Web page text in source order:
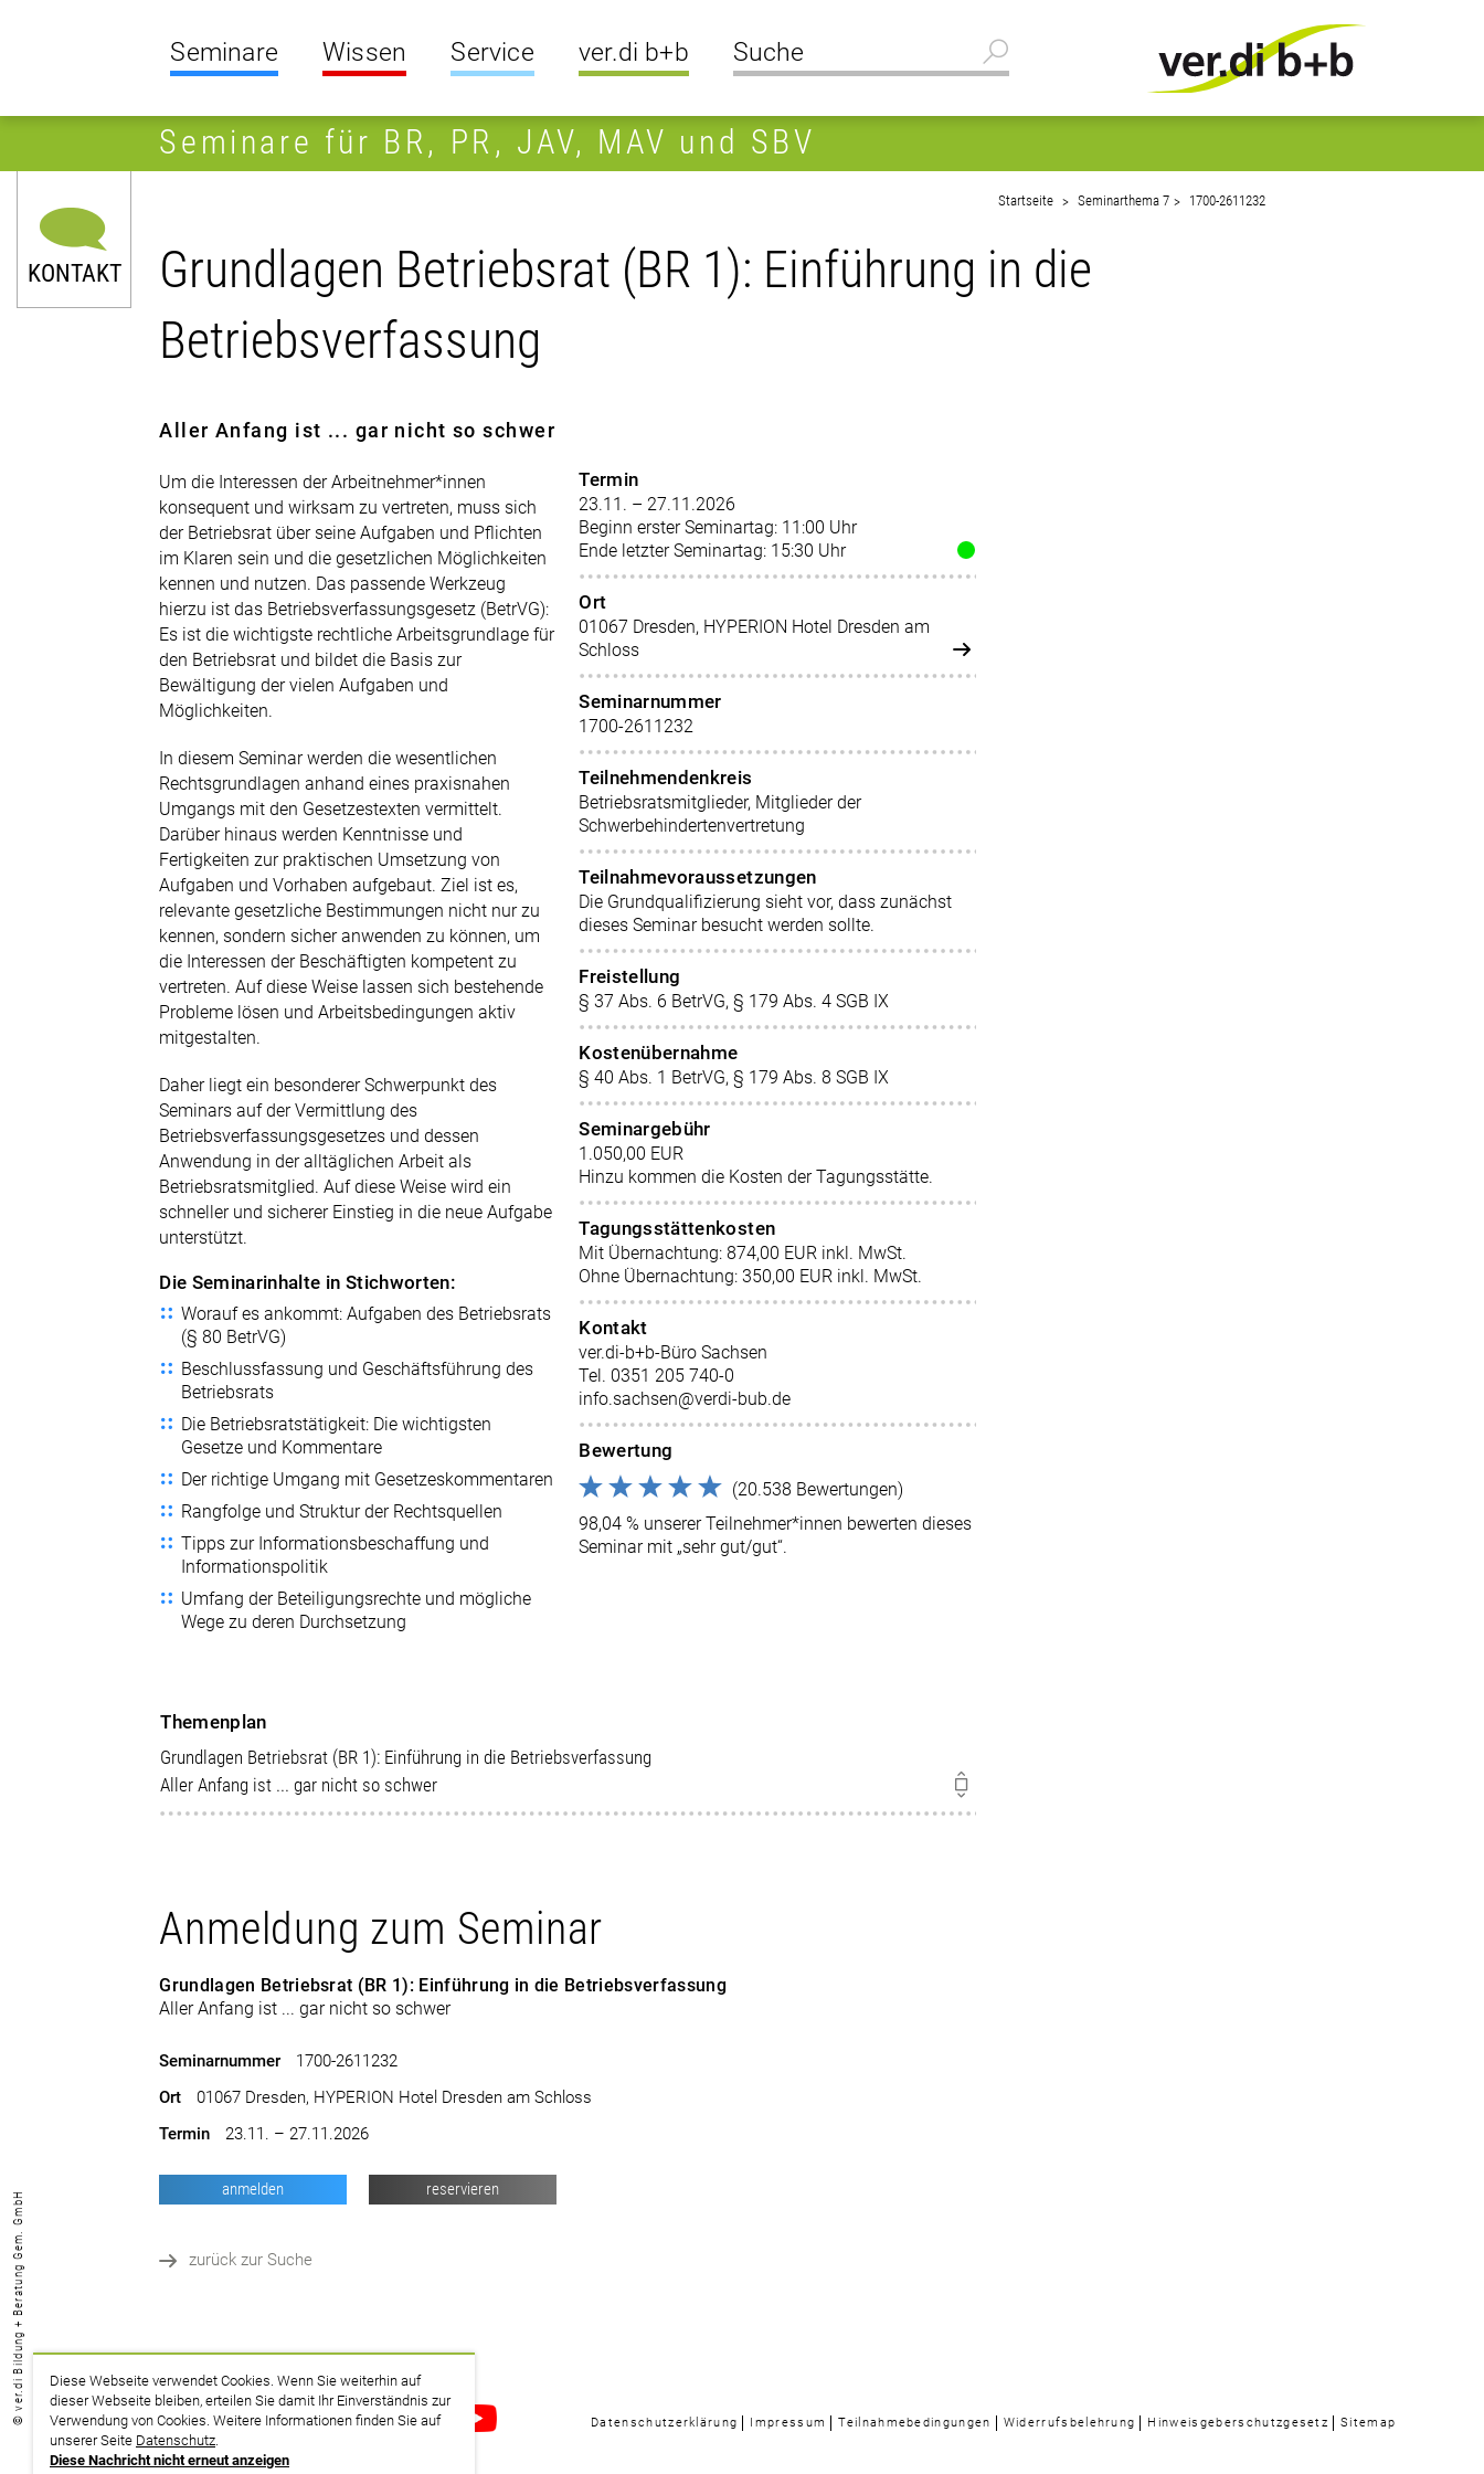
Diese Webseite verwendet Cookies. Wenn Sie weiterhin auf
dieser Webseite bleiben, erteilen Sie damit Ihr Einverständnis zur
Verwendung von Cookies. Weitere Informationen finden Sie auf
unserer Seite Datenschutz.
Diese Nachricht nicht erneut anzeigen
Seminare Wissen Service ver.di b+b
Seminare für BR, PR, JAV, MAV und SBV
KONTAKT
Tel. 0351 205 740-0
E-Mail senden
Startseite Seminarthema 7 1700-2611232
Grundlagen Betriebsrat (BR 1): Einführung in die
Betriebsverfassung
Aller Anfang ist ... gar nicht so schwer
Um die Interessen der Arbeitnehmer*innen
konsequent und wirksam zu vertreten, muss sich
der Betriebsrat über seine Aufgaben und Pflichten
im Klaren sein und die gesetzlichen Möglichkeiten
kennen und nutzen. Das passende Werkzeug
hierzu ist das Betriebsverfassungsgesetz (BetrVG):
Es ist die wichtigste rechtliche Arbeitsgrundlage für
den Betriebsrat und bildet die Basis zur
Bewältigung der vielen Aufgaben und
Möglichkeiten.
In diesem Seminar werden die wesentlichen
Rechtsgrundlagen anhand eines praxisnahen
Umgangs mit den Gesetzestexten vermittelt.
Darüber hinaus werden Kenntnisse und
Fertigkeiten zur praktischen Umsetzung von
Aufgaben und Vorhaben aufgebaut. Ziel ist es,
relevante gesetzliche Bestimmungen nicht nur zu
kennen, sondern sicher anwenden zu können, um
die Interessen der Beschäftigten kompetent zu
vertreten. Auf diese Weise lassen sich bestehende
Probleme lösen und Arbeitsbedingungen aktiv
mitgestalten.
Daher liegt ein besonderer Schwerpunkt des
Seminars auf der Vermittlung des
Betriebsverfassungsgesetzes und dessen
Anwendung in der alltäglichen Arbeit als
Betriebsratsmitglied. Auf diese Weise wird ein
schneller und sicherer Einstieg in die neue Aufgabe
unterstützt.
Die Seminarinhalte in Stichworten:
Worauf es ankommt: Aufgaben des Betriebsrats
(§ 80 BetrVG)
Beschlussfassung und Geschäftsführung des
Betriebsrats
Die Betriebsratstätigkeit: Die wichtigsten
Gesetze und Kommentare
Der richtige Umgang mit Gesetzeskommentaren
Rangfolge und Struktur der Rechtsquellen
Tipps zur Informationsbeschaffung und
Informationspolitik
Umfang der Beteiligungsrechte und mögliche
Wege zu deren Durchsetzung
Termin
23.11. – 27.11.2026
Beginn erster Seminartag: 11:00 Uhr
Ende letzter Seminartag: 15:30 Uhr
Ort
01067 Dresden, HYPERION Hotel Dresden am
Schloss
Seminarnummer
1700-2611232
Teilnehmendenkreis
Betriebsratsmitglieder, Mitglieder der
Schwerbehindertenvertretung
Teilnahmevoraussetzungen
Die Grundqualifizierung sieht vor, dass zunächst
dieses Seminar besucht werden sollte.
Freistellung
§ 37 Abs. 6 BetrVG, § 179 Abs. 4 SGB IX
Kostenübernahme
§ 40 Abs. 1 BetrVG, § 179 Abs. 8 SGB IX
Seminargebühr
1.050,00 EUR
Hinzu kommen die Kosten der Tagungsstätte.
Tagungsstättenkosten
Mit Übernachtung: 874,00 EUR inkl. MwSt.
Ohne Übernachtung: 350,00 EUR inkl. MwSt.
Kontakt
ver.di-b+b-Büro Sachsen
Tel. 0351 205 740-0
info.sachsen@verdi-bub.de
Bewertung
(20.538 Bewertungen)
98,04 % unserer Teilnehmer*innen bewerten dieses
Seminar mit „sehr gut/gut“.
Themenplan
Grundlagen Betriebsrat (BR 1): Einführung in die Betriebsverfassung
Aller Anfang ist ... gar nicht so schwer
Anmeldung zum Seminar
Grundlagen Betriebsrat (BR 1): Einführung in die Betriebsverfassung
Aller Anfang ist ... gar nicht so schwer
Seminarnummer
1700-2611232
Ort
01067 Dresden, HYPERION Hotel Dresden am Schloss
Termin
23.11. – 27.11.2026
anmelden reservieren
zurück zur Suche
drucken Datenschutzerklärung Impressum Teilnahmebedingungen Widerrufsbelehrung Hinweisgeberschutzgesetz Sitemap
© ver.di Bildung + Beratung Gem. GmbH